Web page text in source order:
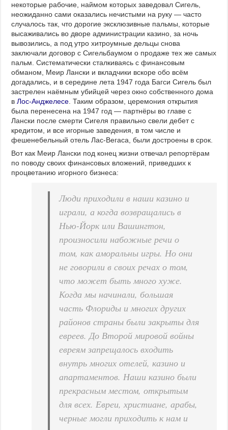
некоторые рабочие, наймом которых заведовал Сигель,
неожиданно сами оказались нечистыми на руку — часто
случалось так, что дорогие эксклюзивные пальмы, которые
высаживались во дворе администрации казино, за ночь
вывозились, а под утро хитроумные дельцы снова
заключали договор с Сигельбаумом о продаже тех же самых
пальм. Систематически сталкиваясь с финансовым
обманом, Меир Лански и вкладчики вскоре обо всём
догадались, и в середине лета 1947 года Багси Сигель был
застрелен наёмным убийцей через окно собственного дома
вЛос-Анджелесе . Таким образом, церемония открытия
была перенесена на 1947 год — партнёры во главе с
Лански после смерти Сигеля правильно свели дебет с
кредитом, и все игорные заведения, в том числе и
фешенебельный отель Лас-Вегаса, были достроены в срок.
Вот как Меир Лански под конец жизни отвечал репортёрам
по поводу своих финансовых вложений, приведших к
процветанию игорного бизнеса:
Люди приходили в наши казино и
играли, а когда возвращались в
Нью-Йорк или Вашингтон,
произносили набожные речи о
том, как аморальны игры. Но они
не говорили в своих речах о том,
что может быть много хуже.
Когда мы начинали, большая
часть Флориды и многих других
районов страны были закрыты для
евреев. До Второй мировой войны
евреям запрещалось входить
внутрь многих отелей, казино и
апартаментов. Наши казино были
прекрасным местом, открытым
для всех. Евреи, христиане, арабы,
черные могли приходить к нам и